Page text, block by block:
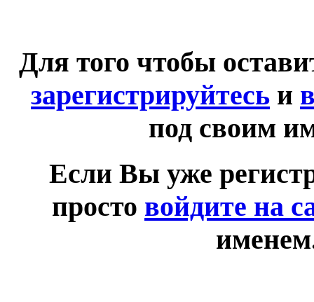
Для того чтобы
зарегистрируйтесь и
под своим
Если Вы уже
просто войдите на